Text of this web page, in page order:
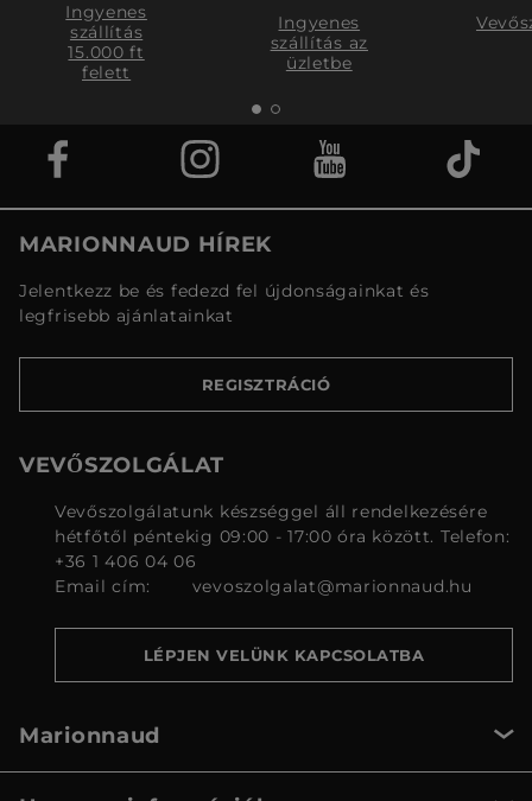
Ingyenes
szállítás
15.000 ft
felett
Ingyenes
szállítás az
üzletbe
MARIONNAUD HÍREK
Jelentkezz be és fedezd fel újdonságainkat és
legfrisebb ajánlatainkat
REGISZTRÁCIÓ
VEVŐSZOLGÁLAT
Vevőszolgálatunk készséggel áll rendelkezésére
hétfőtől péntekig 09:00 - 17:00 óra között. Telefon:
+36 1 406 04 06
Email cím:
vevoszolgalat@marionnaud.hu
LÉPJEN VELÜNK KAPCSOLATBA
Marionnaud